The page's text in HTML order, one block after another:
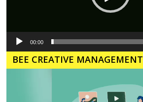
00:00
BEE CREATIVE MANAGEMENT